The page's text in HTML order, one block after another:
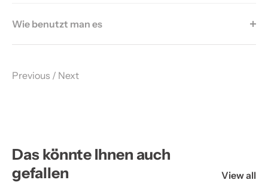
Wie benutzt man es
Previous / Next
Das könnte Ihnen auch
gefallen
View all